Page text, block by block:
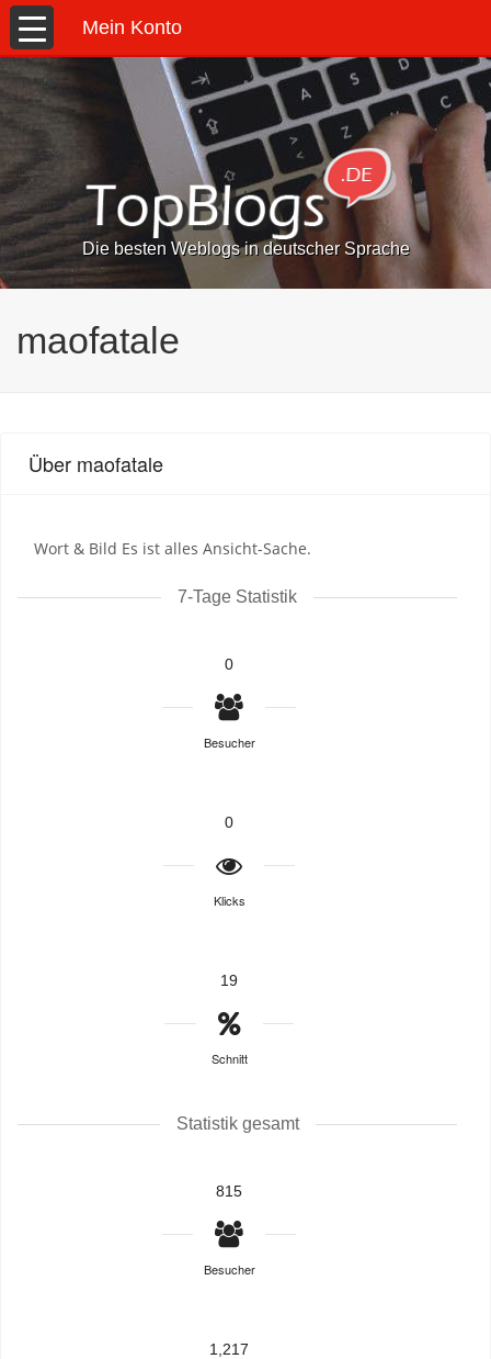
Mein Konto
Die besten Weblogs in deutscher Sprache
maofatale
Über maofatale
Wort & Bild Es ist alles Ansicht-Sache.
7-Tage Statistik
0
Besucher
0
Klicks
19
Schnitt
Statistik gesamt
815
Besucher
1,217